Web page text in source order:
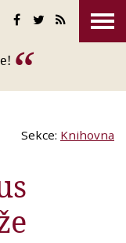
Sekce: Knihovna